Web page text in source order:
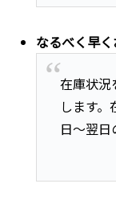
なるべく早
在庫状況
します
日〜翌日